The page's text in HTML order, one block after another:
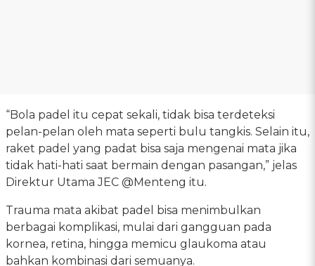
“Bola padel itu cepat sekali, tidak bisa terdeteksi
pelan-pelan oleh mata seperti bulu tangkis. Selain itu,
raket padel yang padat bisa saja mengenai mata jika
tidak hati-hati saat bermain dengan pasangan,” jelas
Direktur Utama JEC @Menteng itu.
Trauma mata akibat padel bisa menimbulkan
berbagai komplikasi, mulai dari gangguan pada
kornea, retina, hingga memicu glaukoma atau
bahkan kombinasi dari semuanya.